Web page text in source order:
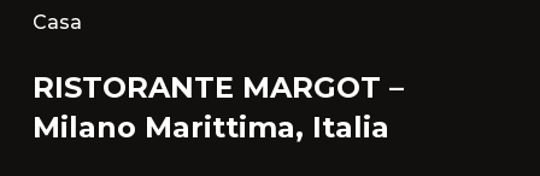
RISTORANTE MARGOT –
Milano Marittima, Italia
Artisti e Designer
Lavora con noi